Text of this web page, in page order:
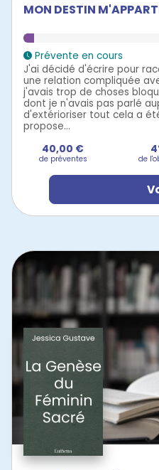
MON DESTIN
Prévente en cours
J'ai décidé d'écrire pour
une relation compliquée
j'avais trop de choses
dont je n'avais pas parlé
d'extérioriser tout cela a
propose...
40,00 €
de préventes de